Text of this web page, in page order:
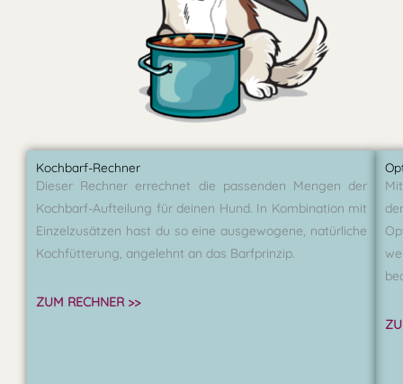
Kochbarf-Rechner
Dieser Rechner errechnet die passenden Mengen der
Kochbarf-Aufteilung für deinen Hund. In Kombination mit
Einzelzusätzen hast du so eine ausgewogene, natürliche
Kochfütterung, angelehnt an das Barfprinzip.
ZUM RECHNER >>